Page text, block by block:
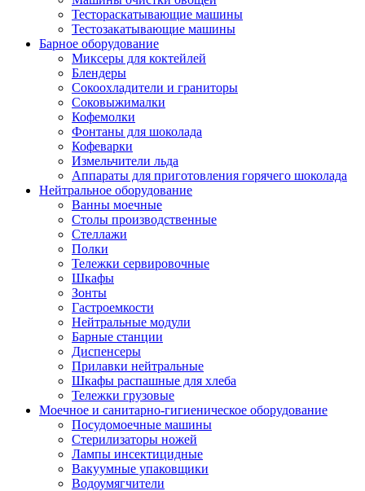
Тестораскатывающие машины
Тестозакатывающие машины
Барное оборудование
Миксеры для коктейлей
Блендеры
Сокоохладители и граниторы
Соковыжималки
Кофемолки
Фонтаны для шоколада
Кофеварки
Измельчители льда
Аппараты для приготовления горячего шоколада
Нейтральное оборудование
Ванны моечные
Столы производственные
Стеллажи
Полки
Тележки сервировочные
Шкафы
Зонты
Гастроемкости
Нейтральные модули
Барные станции
Диспенсеры
Прилавки нейтральные
Шкафы распашные для хлеба
Тележки грузовые
Моечное и санитарно-гигиеническое оборудование
Посудомоечные машины
Стерилизаторы ножей
Лампы инсектицидные
Вакуумные упаковщики
Водоумягчители